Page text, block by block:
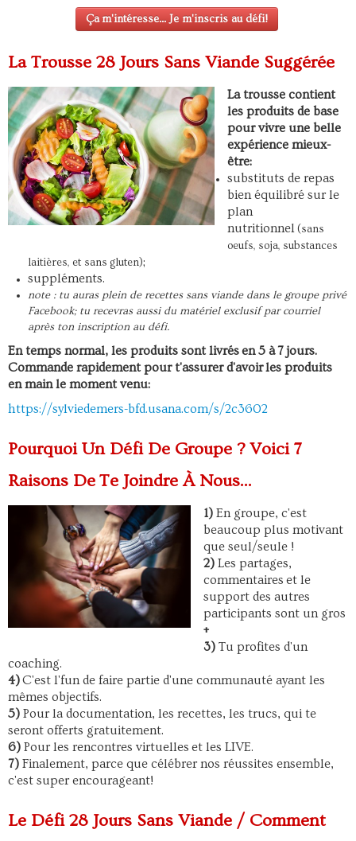
Ça m'intéresse... Je m'inscris au défi!
La Trousse 28 Jours Sans Viande Suggérée
La trousse contient
les produits de base
pour vivre une belle
expérience mieux-
être:
substituts de repas
bien équilibré sur le
plan
nutritionnel(sans
oeufs, soja, substances
laitières, et sans gluten);
suppléments.
note : tu auras plein de recettes sans viande dans le groupe privé
Facebook; tu recevras aussi du matériel exclusif par courriel
après ton inscription au défi.
En temps normal, les produits sont livrés en 5 à 7 jours.
Commande rapidement pour t'assurer d'avoir les produits
en main le moment venu:
https://sylviedemers-bfd.usana.com/s/2c3602
Pourquoi Un Défi De Groupe ? Voici 7
Raisons De Te Joindre À Nous...
1) En groupe, c'est
beaucoup plus motivant
que seul/seule !
2) Les partages,
commentaires et le
support des autres
participants sont un gros
+
3) Tu profites d'un
coaching.
4)C'est l'fun de faire partie d'une communauté ayant les
mêmes objectifs.
5) Pour la documentation, les recettes, les trucs, qui te
seront offerts gratuitement.
6) Pour les rencontres virtuelles et les LIVE.
7) Finalement, parce que célébrer nos réussites ensemble,
c'est super encourageant!
Le Défi 28 Jours Sans Viande / Comment